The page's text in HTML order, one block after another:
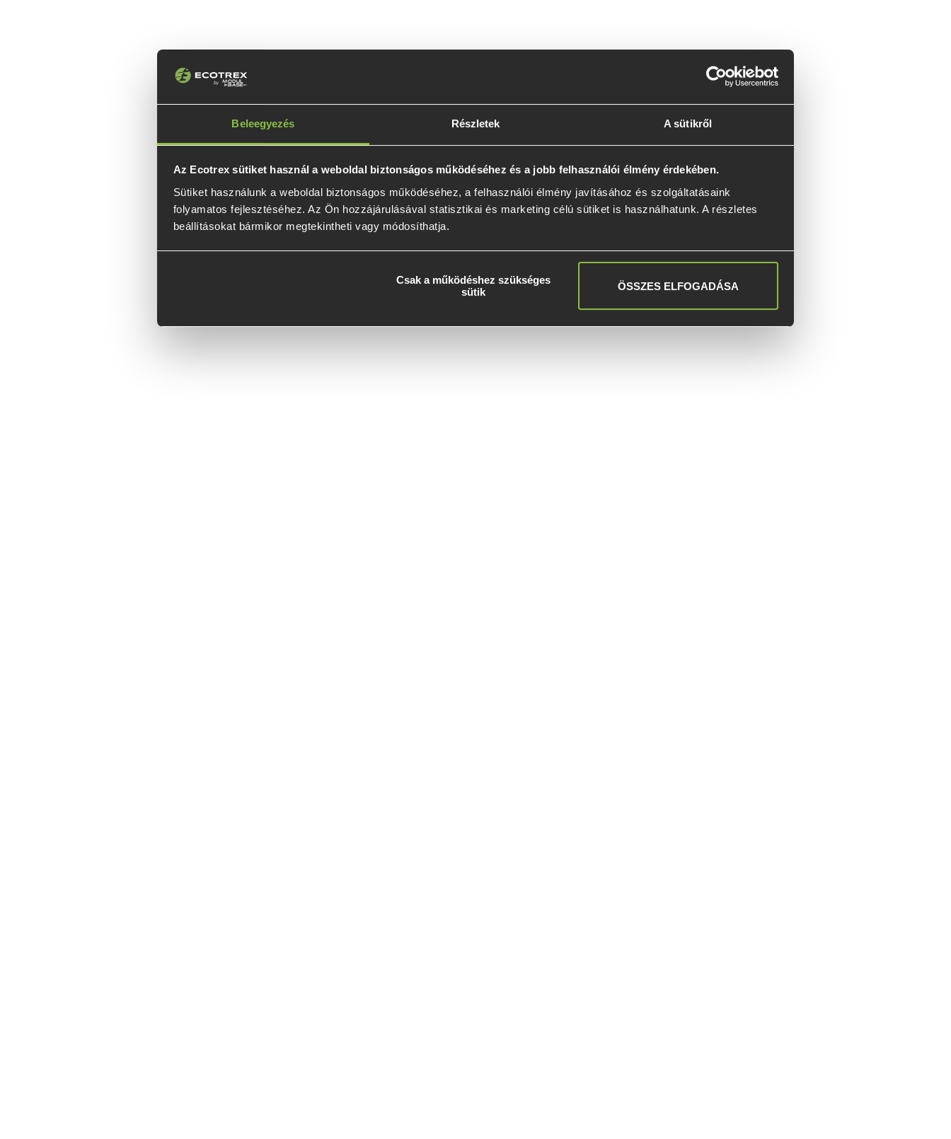
Beleegyezés Részletek A sütikről
Az Ecotrex sütiket használ a weboldal biztonságos működéséhez és a jobb felhasználói élmény érdekében.
Sütiket használunk a weboldal biztonságos működéséhez, a felhasználói élmény javításához és szolgáltatásaink
folyamatos fejlesztéséhez. Az Ön hozzájárulásával statisztikai és marketing célú sütiket is használhatunk. A részletes
beállításokat bármikor megtekintheti vagy módosíthatja.
Csak a működéshez szükséges
sütik
ÖSSZES ELFOGADÁSA